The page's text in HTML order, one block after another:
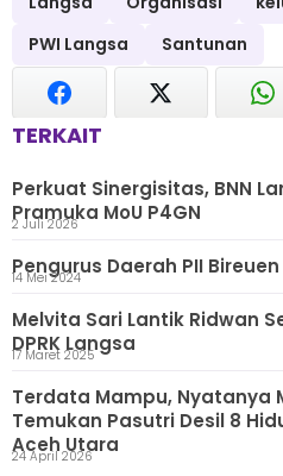
PWI Langsa
Santunan
TERKAIT
Perkuat Sinergisitas, BNN
Pramuka MoU P4GN
2 Juli 2026
Pengurus Daerah PII
14 Mei 2024
Melvita Sari Lantik Ridwan
DPRK Langsa
17 Maret 2025
Terdata Mampu, Nyatanya
Temukan Pasutri Desil 8
Aceh Utara
24 April 2026